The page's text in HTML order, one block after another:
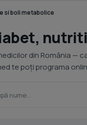
si boli metabolice
din România —
te poți programa